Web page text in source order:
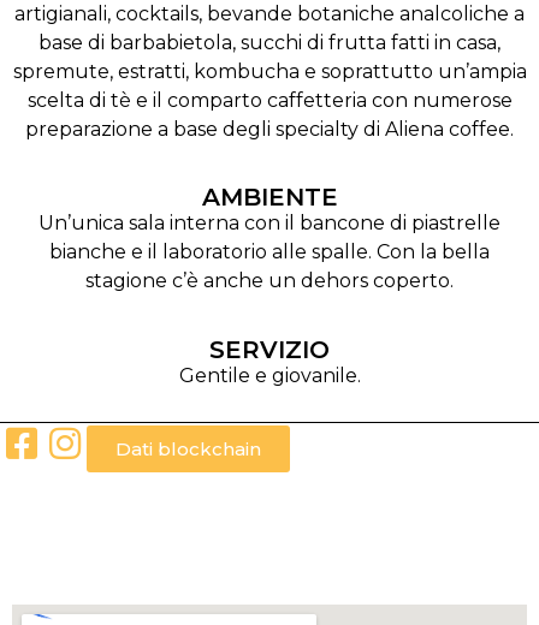
artigianali, cocktails, bevande botaniche analcoliche a
base di barbabietola, succhi di frutta fatti in casa,
spremute, estratti, kombucha e soprattutto un’ampia
scelta di tè e il comparto caffetteria con numerose
preparazione a base degli specialty di Aliena coffee.
AMBIENTE
Un’unica sala interna con il bancone di piastrelle
bianche e il laboratorio alle spalle. Con la bella
stagione c’è anche un dehors coperto.
SERVIZIO
Gentile e giovanile.
Dati blockchain